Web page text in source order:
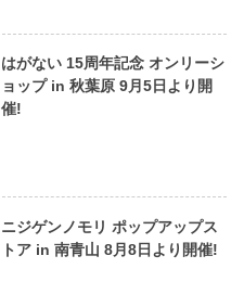
はがない 15周年記念 オンリーシ
ョップ in 秋葉原 9月5日より開
催!
ニジゲンノモリ ポップアップス
トア in 南青山 8月8日より開催!